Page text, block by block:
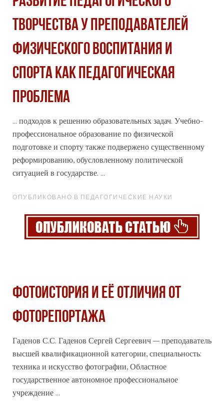
ТВОРЧЕСТВА У ПРЕПОДАВАТЕЛЕЙ
ФИЗИЧЕСКОГО ВОСПИТАНИЯ И
СПОРТА КАК ПЕДАГОГИЧЕСКАЯ
ПРОБЛЕМА
... подходов к решению образовательных задач. Учебно-
профессиональное образование по физической
подготовке и спорту также подвержено существенному
реформированию, обусловленному политической
ситуацией в государстве. ...
ОПУБЛИКОВАНО В ПЕДАГОГИЧЕСКИЕ НАУКИ
ФОТОИСТОРИЯ И ЕЁ ОТЛИЧИЯ ОТ
ФОТОРЕПОРТАЖА
Гаденов С.С. Гаденов Сергей Сергеевич – преподаватель
высшей квалификационной категории, специальность:
техника и искусство фотографии, Областное
государственное автономное профессиональное
учреждение ...